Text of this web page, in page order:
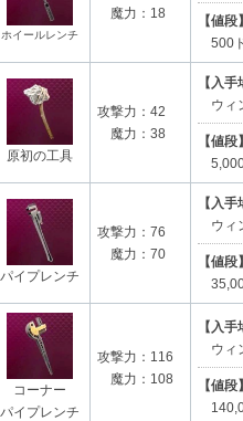
ホイールレンチ
魔力：18
【値段】
500
原初の工具
攻撃力：42
魔力：38
【入手
ウィ
【値段】
パイプレンチ
攻撃力：76
魔力：70
【入手
ウィ
【値段】
コーナー
パイプレンチ
攻撃力：116
魔力：108
【入手
ウィ
【値段】